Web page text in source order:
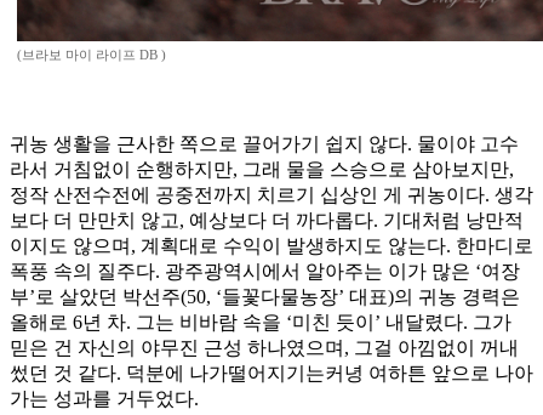
(브라보 마이 라이프 DB )
귀농 생활을 근사한 쪽으로 끌어가기 쉽지 않다. 물이야 고수
라서 거침없이 순행하지만, 그래 물을 스승으로 삼아보지만,
정작 산전수전에 공중전까지 치르기 십상인 게 귀농이다. 생각
보다 더 만만치 않고, 예상보다 더 까다롭다. 기대처럼 낭만적
이지도 않으며, 계획대로 수익이 발생하지도 않는다. 한마디로
폭풍 속의 질주다. 광주광역시에서 알아주는 이가 많은 ‘여장
부’로 살았던 박선주(50, ‘들꽃다물농장’ 대표)의 귀농 경력은
올해로 6년 차. 그는 비바람 속을 ‘미친 듯이’ 내달렸다. 그가
믿은 건 자신의 야무진 근성 하나였으며, 그걸 아낌없이 꺼내
썼던 것 같다. 덕분에 나가떨어지기는커녕 여하튼 앞으로 나아
가는 성과를 거두었다.